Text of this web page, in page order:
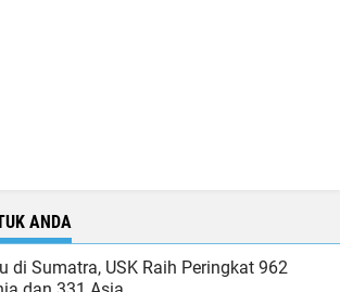
ANDA
di Sumatra, USK Raih Peringkat 962